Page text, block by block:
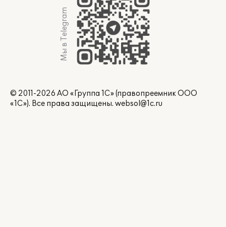
Мы в Telegram
© 2011-2026 АО «Группа 1С» (правопреемник ООО
«1С»). Все права защищены. websol@1c.ru